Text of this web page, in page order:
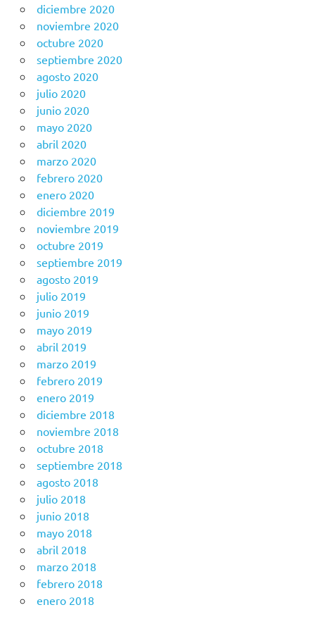
diciembre 2020
noviembre 2020
octubre 2020
septiembre 2020
agosto 2020
julio 2020
junio 2020
mayo 2020
abril 2020
marzo 2020
febrero 2020
enero 2020
diciembre 2019
noviembre 2019
octubre 2019
septiembre 2019
agosto 2019
julio 2019
junio 2019
mayo 2019
abril 2019
marzo 2019
febrero 2019
enero 2019
diciembre 2018
noviembre 2018
octubre 2018
septiembre 2018
agosto 2018
julio 2018
junio 2018
mayo 2018
abril 2018
marzo 2018
febrero 2018
enero 2018